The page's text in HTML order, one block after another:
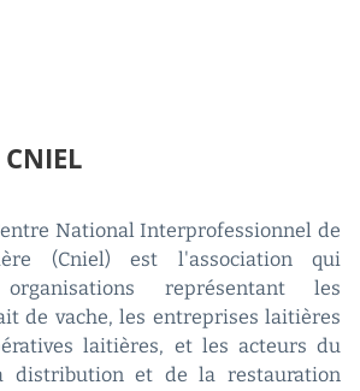
National Interprofessionnel de
(Cniel) est l'association qui
représentant les
de vache, les entreprises laitières
laitières, et les acteurs du
distribution et de la restauration